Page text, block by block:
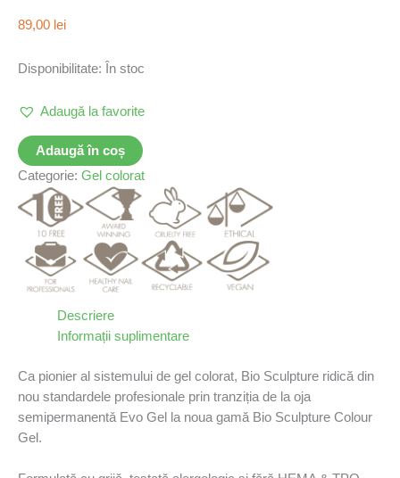
89,00 lei
Disponibilitate: În stoc
Adaugă la favorite
Adaugă în coș
Categorie: Gel colorat
Descriere
Informații suplimentare
Ca pionier al sistemului de gel colorat, Bio Sculpture ridică din
nou standardele profesionale prin tranziția de la oja
semipermanentǎ Evo Gel la noua gamă Bio Sculpture Colour
Gel.